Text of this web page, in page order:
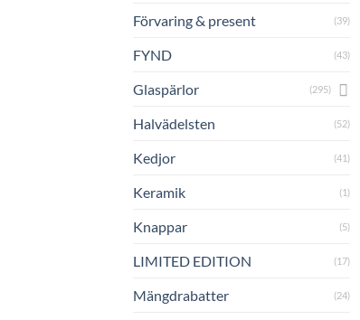
Förvaring & present (39)
FYND (43)
Glaspärlor (295)
Halvädelsten (52)
Kedjor (41)
Keramik (1)
Knappar (5)
LIMITED EDITION (17)
Mängdrabatter (24)